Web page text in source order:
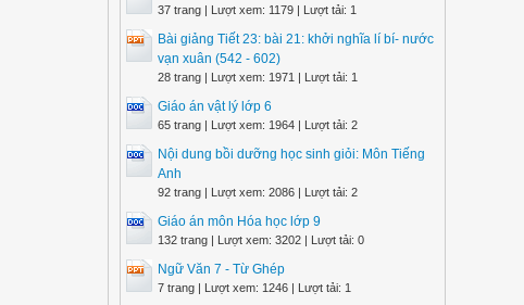
37 trang | Lượt xem: 1179 | Lượt tải: 1
Bài giảng Tiết 23: bài 21: khởi nghĩa lí bí- nước
vạn xuân (542 - 602)
28 trang | Lượt xem: 1971 | Lượt tải: 1
Giáo án vật lý lớp 6
65 trang | Lượt xem: 1964 | Lượt tải: 2
Nội dung bồi dưỡng học sinh giỏi: Môn Tiếng
Anh
92 trang | Lượt xem: 2086 | Lượt tải: 2
Giáo án môn Hóa học lớp 9
132 trang | Lượt xem: 3202 | Lượt tải: 0
Ngữ Văn 7 - Từ Ghép
7 trang | Lượt xem: 1246 | Lượt tải: 1